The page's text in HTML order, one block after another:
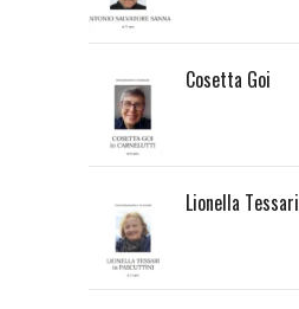
Cosetta Goi
Lionella Tessari